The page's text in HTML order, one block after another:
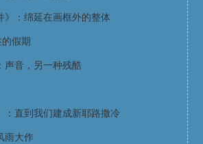
》：绵延在画框外的整体
的假期
声音，另一种残酷
：直到我们建成新耶路撒冷
雨大作